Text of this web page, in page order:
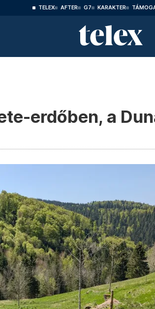
TELEX AFTER G7 KARAKTER
erdőben, a